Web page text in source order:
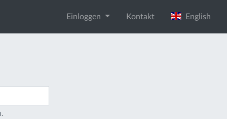
Einloggen Kontakt English